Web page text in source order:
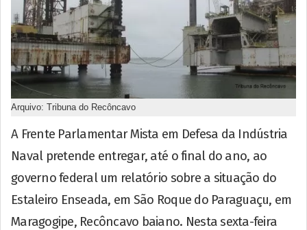
Arquivo: Tribuna do Recôncavo
A Frente Parlamentar Mista em Defesa da Indústria
Naval pretende entregar, até o final do ano, ao
governo federal um relatório sobre a situação do
Estaleiro Enseada, em São Roque do Paraguaçu, em
Maragogipe, Recôncavo baiano. Nesta sexta-feira